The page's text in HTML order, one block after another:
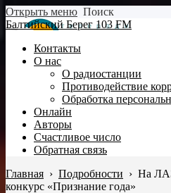
Открыть меню Поиск
Балтийский Берег 103 FM
Контакты
О нас
О радиостанции
Противодействие
Обработка
Онлайн
Авторы
Счастливое число
Обратная связь
Главная › Подробности › На
конкурс «Признание года»